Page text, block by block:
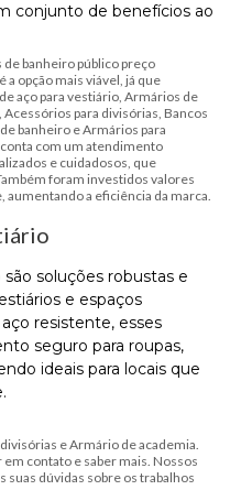
conjunto de benefícios ao
banheiro público preço
a opção mais viável, já que
aço para vestiário, Armários de
para divisórias, Bancos
banheiro e Armários para
com um atendimento
e cuidadosos, que
foram investidos valores
a eficiência da marca.
soluções robustas e
e espaços
resistente, esses
seguro para roupas,
ideais para locais que
e Armário de academia.
contato e saber mais. Nossos
suas dúvidas sobre os trabalhos